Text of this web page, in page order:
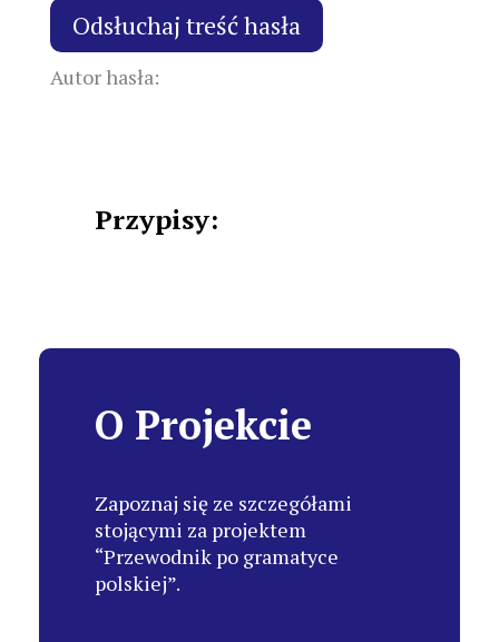
Autor hasła:
Przypisy:
O Projekcie
Zapoznaj się ze szczegółami
stojącymi za projektem
“Przewodnik po gramatyce
polskiej”.